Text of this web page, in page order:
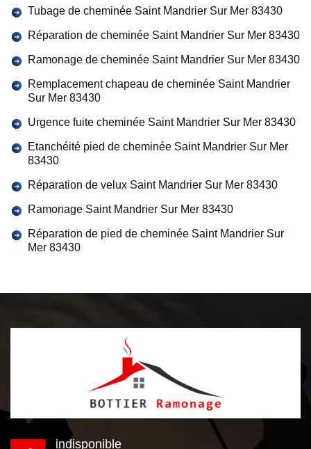
Tubage de cheminée Saint Mandrier Sur Mer 83430
Réparation de cheminée Saint Mandrier Sur Mer 83430
Ramonage de cheminée Saint Mandrier Sur Mer 83430
Remplacement chapeau de cheminée Saint Mandrier
Sur Mer 83430
Urgence fuite cheminée Saint Mandrier Sur Mer 83430
Etanchéité pied de cheminée Saint Mandrier Sur Mer
83430
Réparation de velux Saint Mandrier Sur Mer 83430
Ramonage Saint Mandrier Sur Mer 83430
Réparation de pied de cheminée Saint Mandrier Sur
Mer 83430
indisponible